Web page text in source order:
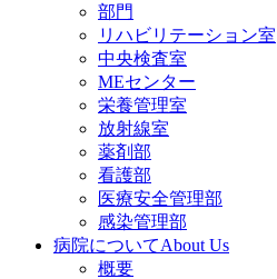
部門
リハビリテーション室
中央検査室
MEセンター
栄養管理室
放射線室
薬剤部
看護部
医療安全管理部
感染管理部
病院についてAbout Us
概要